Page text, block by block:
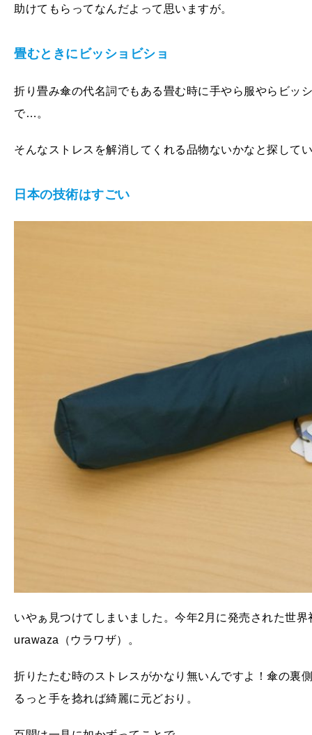
助けてもらってなんだよって思いますが。
畳むときにビッショビショ
折り畳み傘の代名詞でもある畳む時に手やら服やらビッ
で…。
そんなストレスを解消してくれる品物ないかなと探して
日本の技術はすごい
いやぁ見つけてしまいました。今年2月に発売された世
urawaza（ウラワザ）。
折りたたむ時のストレスがかなり無いんですよ！傘の裏
るっと手を捻れば綺麗に元どおり。